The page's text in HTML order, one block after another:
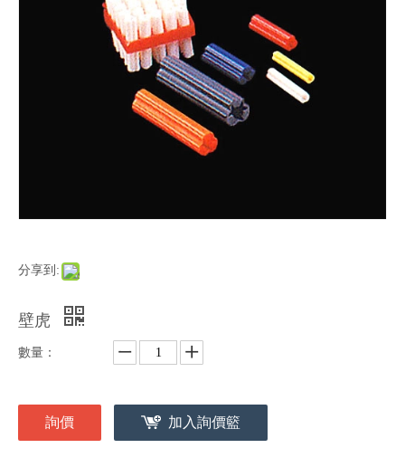
分享到:
壁虎
數量：
詢價 加入詢價籃